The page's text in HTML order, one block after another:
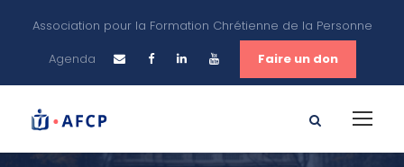
Association pour la Formation Chrétienne de la Personne
Agenda
Faire un don